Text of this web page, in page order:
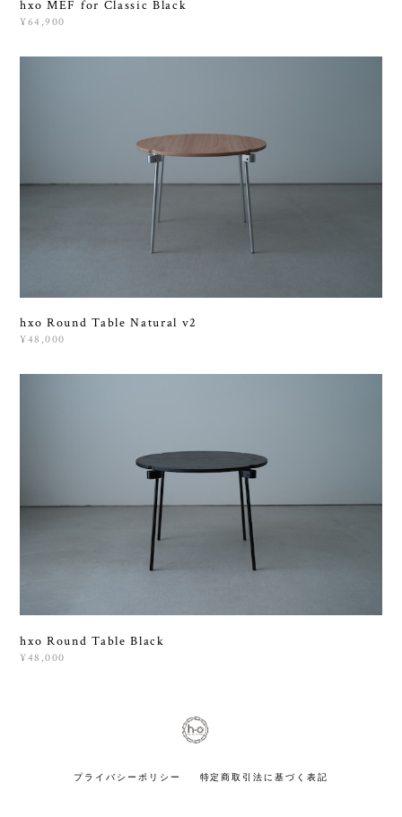
hxo MEF for Classic Black
¥64,900
hxo Round Table Natural v2
¥48,000
hxo Round Table Black
¥48,000
プライバシーポリシー 特定商取引法に基づく表記